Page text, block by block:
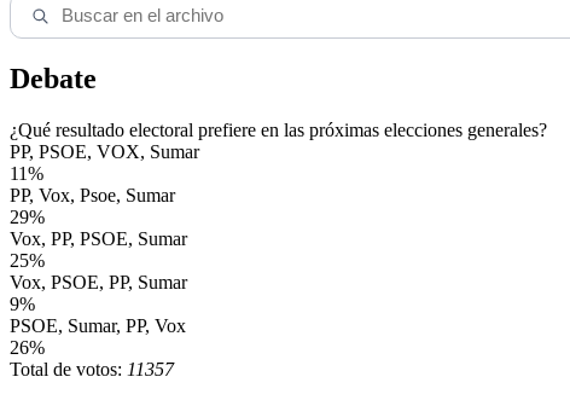
Debate
¿Qué resultado electoral prefiere en las próximas elecciones generales?
PP, PSOE, VOX, Sumar
11%
PP, Vox, Psoe, Sumar
29%
Vox, PP, PSOE, Sumar
25%
Vox, PSOE, PP, Sumar
9%
PSOE, Sumar, PP, Vox
26%
Total de votos: 11357